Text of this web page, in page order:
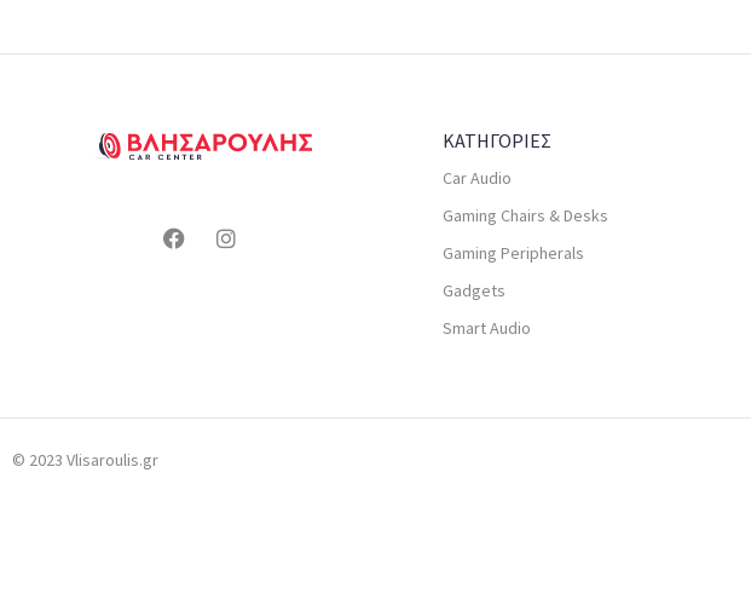
ΚΑΤΗΓΟΡΙΕΣ
Car Audio
Gaming Chairs & Desks
Gaming Peripherals
Gadgets
Smart Audio
© 2023 Vlisaroulis.gr